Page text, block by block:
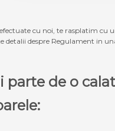
cu noi, te rasplatim cu
detalii despre Regulament in
parte de o